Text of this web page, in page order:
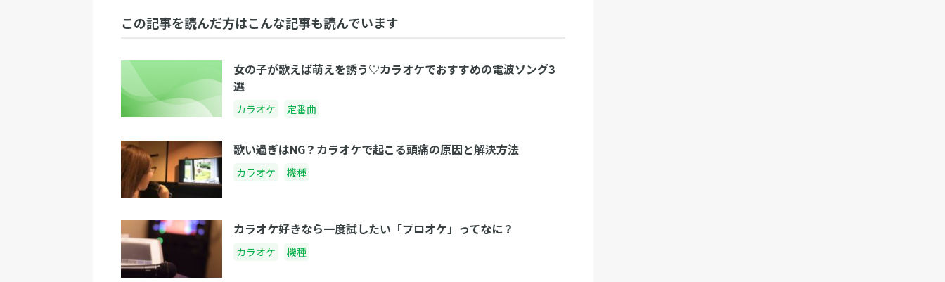
この記事を読んだ方はこんな記事も読んでいます
女の子が歌えば萌えを誘う♡カラオケでおすすめの電波ソング3
選
カラオケ 定番曲
歌い過ぎはNG？カラオケで起こる頭痛の原因と解決方法
カラオケ 機種
カラオケ好きなら一度試したい「プロオケ」ってなに？
カラオケ 機種